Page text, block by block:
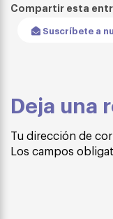
Compartir esta
Suscríbete a
Deja una
Tu dirección de
Los campos